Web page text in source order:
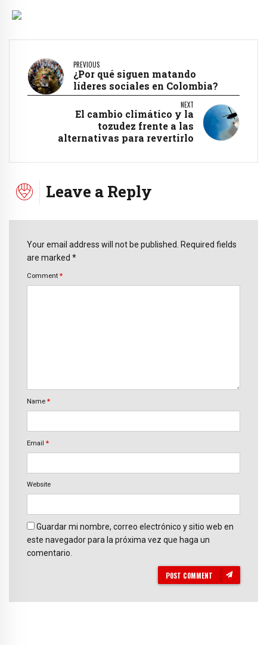
PREVIOUS
¿Por qué siguen matando
líderes sociales en Colombia?
NEXT
El cambio climático y la
tozudez frente a las
alternativas para revertirlo
Leave a Reply
Your email address will not be published. Required fields
are marked *
Comment *
Name *
Email *
Website
Guardar mi nombre, correo electrónico y sitio web en
este navegador para la próxima vez que haga un
comentario.
POST COMMENT